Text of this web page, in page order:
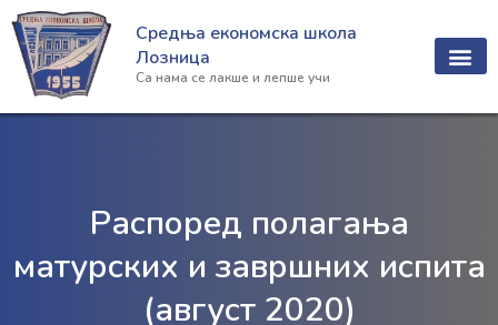
Пређи
на
садржај
Средња економска школа
Лозница
Са нама се лакше и лепше учи
Распоред полагања
матурских и завршних испита
(август 2020)